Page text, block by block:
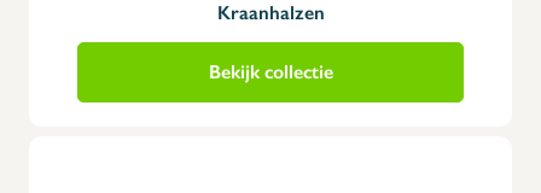
Kraanhalzen
Bekijk collectie